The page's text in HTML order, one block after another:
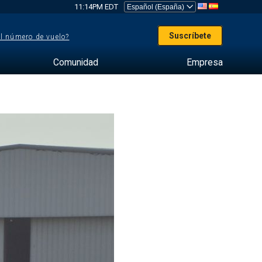
11:14PM EDT
número de vuelo? Suscríbete
Comunidad Empresa